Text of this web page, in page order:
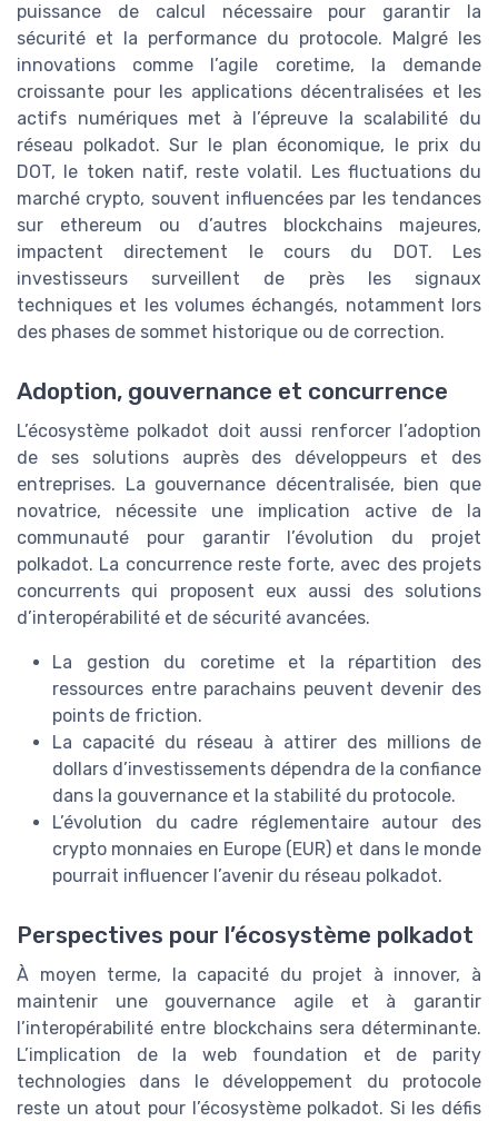
puissance de calcul nécessaire pour garantir la
sécurité et la performance du protocole. Malgré les
innovations comme l’agile coretime, la demande
croissante pour les applications décentralisées et les
actifs numériques met à l’épreuve la scalabilité du
réseau polkadot. Sur le plan économique, le prix du
DOT, le token natif, reste volatil. Les fluctuations du
marché crypto, souvent influencées par les tendances
sur ethereum ou d’autres blockchains majeures,
impactent directement le cours du DOT. Les
investisseurs surveillent de près les signaux
techniques et les volumes échangés, notamment lors
des phases de sommet historique ou de correction.
Adoption, gouvernance et concurrence
L’écosystème polkadot doit aussi renforcer l’adoption
de ses solutions auprès des développeurs et des
entreprises. La gouvernance décentralisée, bien que
novatrice, nécessite une implication active de la
communauté pour garantir l’évolution du projet
polkadot. La concurrence reste forte, avec des projets
concurrents qui proposent eux aussi des solutions
d’interopérabilité et de sécurité avancées.
La gestion du coretime et la répartition des
ressources entre parachains peuvent devenir des
points de friction.
La capacité du réseau à attirer des millions de
dollars d’investissements dépendra de la confiance
dans la gouvernance et la stabilité du protocole.
L’évolution du cadre réglementaire autour des
crypto monnaies en Europe (EUR) et dans le monde
pourrait influencer l’avenir du réseau polkadot.
Perspectives pour l’écosystème polkadot
À moyen terme, la capacité du projet à innover, à
maintenir une gouvernance agile et à garantir
l’interopérabilité entre blockchains sera déterminante.
L’implication de la web foundation et de parity
technologies dans le développement du protocole
reste un atout pour l’écosystème polkadot. Si les défis